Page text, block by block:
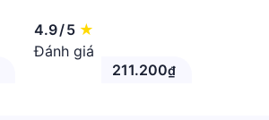
4.9/5 ★
Đánh giá
211.200₫